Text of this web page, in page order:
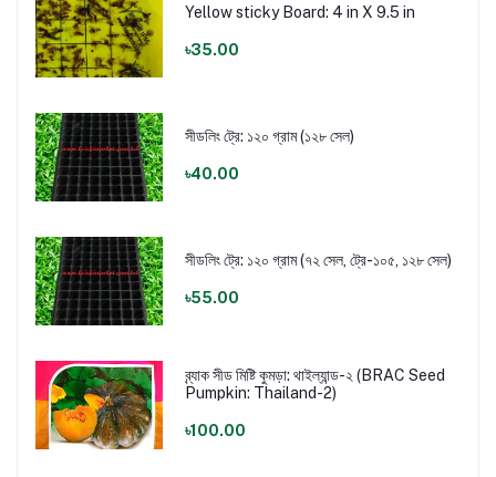
Yellow sticky Board: 4 in X 9.5 in
৳35.00
সীডলিং ট্রে: ১২০ গ্রাম (১২৮ সেল)
৳40.00
সীডলিং ট্রে: ১২০ গ্রাম (৭২ সেল, ট্রে-১০৫, ১২৮ সেল)
৳55.00
ব্র্যাক সীড মিষ্টি কুমড়া: থাইল্যান্ড-২ (BRAC Seed
Pumpkin: Thailand-2)
৳100.00